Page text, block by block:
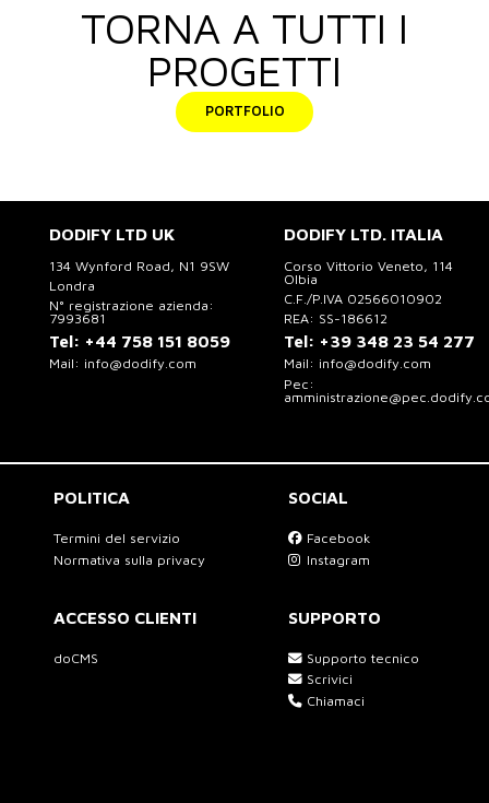
TORNA A TUTTI I
PROGETTI
PORTFOLIO
DODIFY LTD UK
134 Wynford Road, N1 9SW
Londra
N° registrazione azienda:
7993681
Tel: +44 758 151 8059
Mail: info@dodify.com
DODIFY LTD. ITALIA
Corso Vittorio Veneto, 114
Olbia
C.F./P.IVA 02566010902
REA: SS-186612
Tel: +39 348 23 54 277
Mail: info@dodify.com
Pec:
POLITICA
Termini del servizio
Normativa sulla privacy
SOCIAL
Facebook
Instagram
ACCESSO CLIENTI
doCMS
SUPPORTO
Supporto tecnico
Scrivici
Chiamaci